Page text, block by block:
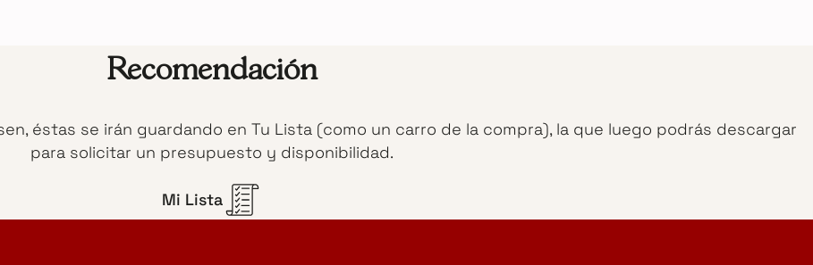
Recomendación
éstas se irán guardando en Tu Lista (como un carro de la compra), la que luego podrás descargar
para solicitar un presupuesto y disponibilidad.
Mi Lista